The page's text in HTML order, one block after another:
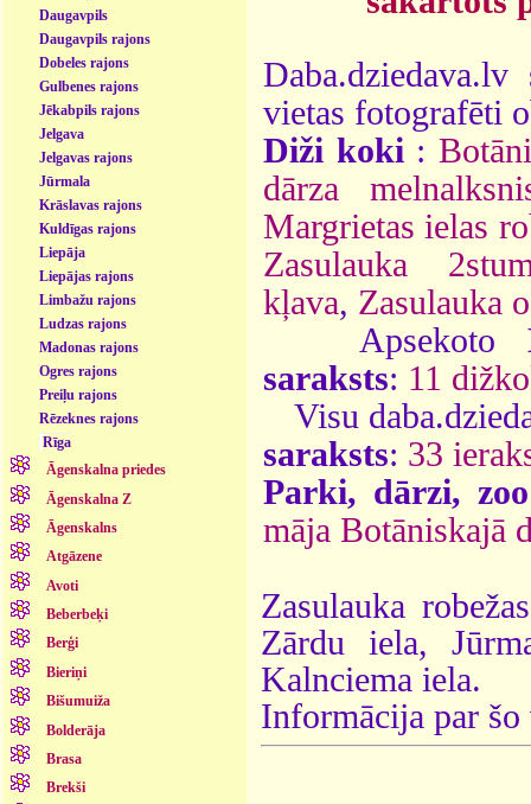
Daugavpils
Daugavpils rajons
Dobeles rajons
Gulbenes rajons
Jēkabpils rajons
Jelgava
Jelgavas rajons
Jūrmala
Krāslavas rajons
Kuldīgas rajons
Liepāja
Liepājas rajons
Limbažu rajons
Ludzas rajons
Madonas rajons
Ogres rajons
Preiļu rajons
Rēzeknes rajons
Rīga
Āgenskalna priedes
Āgenskalna Z
Āgenskalns
Atgāzene
Avoti
Beberbeķi
Berģi
Bieriņi
Bišumuiža
Bolderāja
Brasa
Brekši
vietas fotografēti
Diži koki :
dārza
Margrietas ielas
Zasulauka
kļava, Zasulauka
Apsekoto
saraksts: 11
Visu
saraksts: 33
Parki, dārzi, zoo
māja Botāniskajā
Zasulauka
Zārdu iela,
Kalnciema iela.
Informācija par